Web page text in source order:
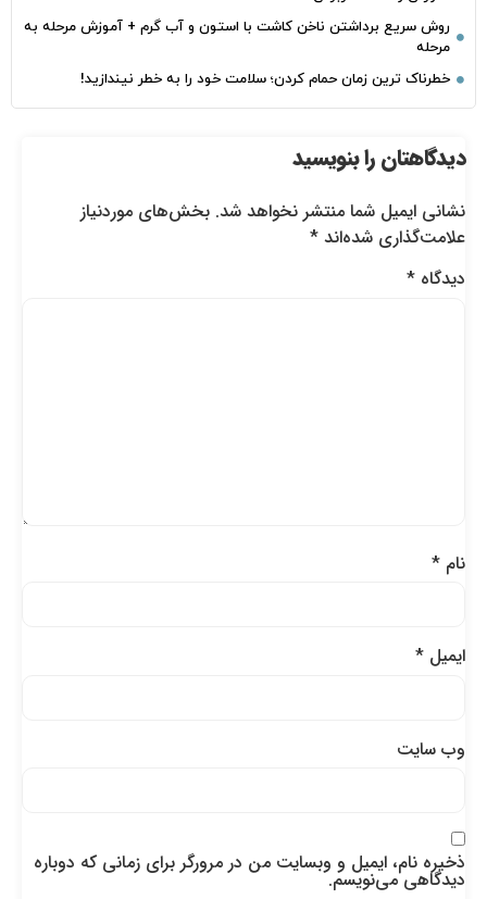
روش سریع برداشتن ناخن کاشت با استون و آب گرم + آموزش مرحله به
مرحله
خطرناک‌ ترین زمان‌ حمام کردن؛ سلامت خود را به خطر نیندازید!
دیدگاهتان را بنویسید
نشانی ایمیل شما منتشر نخواهد شد. بخش‌های موردنیاز
علامت‌گذاری شده‌اند*
دیدگاه*
نام*
ایمیل*
وب‌ سایت
ذخیره نام، ایمیل و وبسایت من در مرورگر برای زمانی که دوباره
دیدگاهی می‌نویسم.